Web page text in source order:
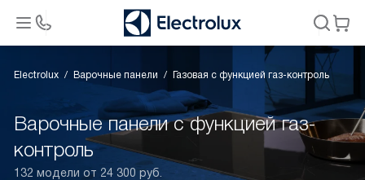
Electrolux Варочные панели Газовая с функцией газ-контроль
Варочные панели с функцией газ-
контроль
132 модели от 24 300 руб.